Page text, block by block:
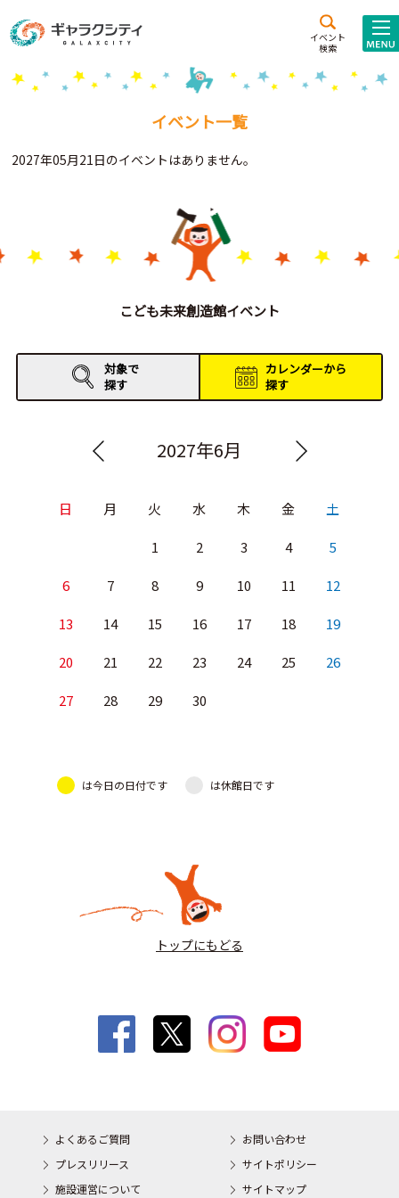
イベント
検索
施設案内
こども
西新井
施設･
Gがくえん
お知らせ
イベントレポート
イベント一覧
2027年05月21日のイベントはありません。
こども未来創造館イベント
対象で
探す
カレンダーから
探す
2027年6月
日 月 火 水 木 金 土
1 2 3 4 5
6 7 8 9 10 11 12
13 14 15 16 17 18 19
20 21 22 23 24 25 26
27 28 29 30
は今日の日付です は休館日です
トップにもどる
よくあるご質問
お問い合わせ
プレスリリース
サイトポリシー
施設運営について
サイトマップ